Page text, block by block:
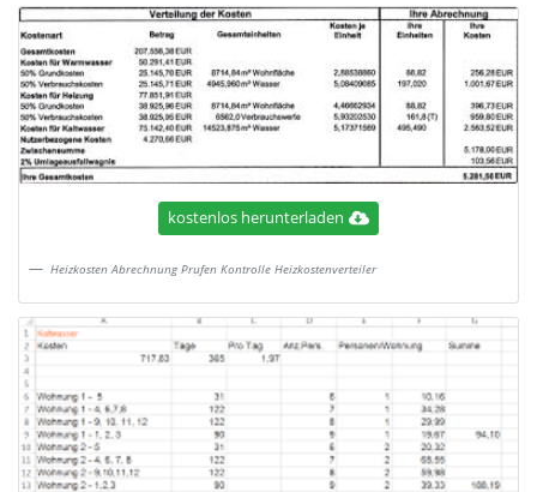
kostenlos herunterladen
Heizkosten Abrechnung Prufen Kontrolle Heizkostenverteiler